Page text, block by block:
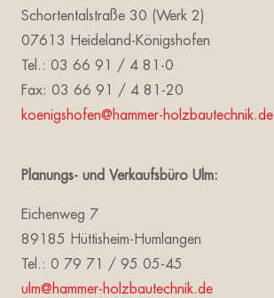
Schortentalstraße 30 (Werk 2)
07613 Heideland-Königshofen
Tel.: 03 66 91 / 4 81-0
Fax: 03 66 91 / 4 81-20
koenigshofen@hammer-holzbautechnik.de
Planungs- und Verkaufsbüro Ulm:
Eichenweg 7
89185 Hüttisheim-Humlangen
Tel.: 0 79 71 / 95 05-45
ulm@hammer-holzbautechnik.de